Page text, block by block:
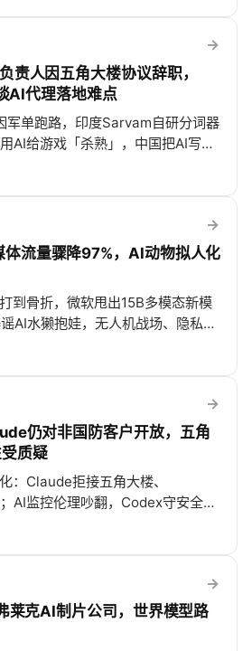
→
责人因五角大楼协议辞职，
AI代理落地难点
军单跑路，印度Sarvam自研分词器
AI给游戏「杀熟」，中国把AI写进
龙虾，聊天机器人却把人聊崩溃
→
体流量骤降97%，AI动物拟人化
到骨折，微软甩出15B多模态新模
AI水獭抱娃，无人机战场、隐私干
线，AI世界太疯...
→
仍对非国防客户开放，五角
质疑
：Claude拒接五角大楼、
AI监控伦理吵翻，Codex守安全，
提速...
→
莱克AI制片公司，世界模型路